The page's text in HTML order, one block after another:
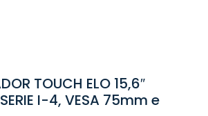
TOUCH ELO 15,6″
I-4, VESA 75mm e